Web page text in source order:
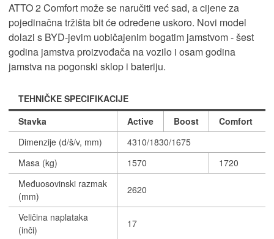
ATTO 2 Comfort može se naručiti već sad, a cijene za
pojedinačna tržišta bit će određene uskoro. Novi model
dolazi s BYD-jevim uobičajenim bogatim jamstvom - šest
godina jamstva proizvođača na vozilo i osam godina
jamstva na pogonski sklop i bateriju.
TEHNIČKE SPECIFIKACIJE
Stavka
Active Boost
Comfort
Dimenzije (d/š/v, mm)
4310/1830/1675
Masa (kg)
1570
1720
Međuosovinski razmak
(mm)
2620
Veličina naplataka
(inči)
17